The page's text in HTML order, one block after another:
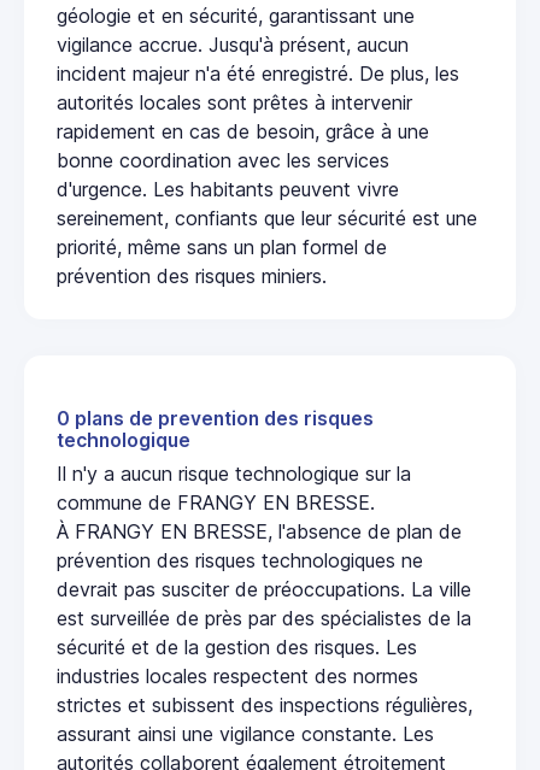
géologie et en sécurité, garantissant une
vigilance accrue. Jusqu'à présent, aucun
incident majeur n'a été enregistré. De plus, les
autorités locales sont prêtes à intervenir
rapidement en cas de besoin, grâce à une
bonne coordination avec les services
d'urgence. Les habitants peuvent vivre
sereinement, confiants que leur sécurité est une
priorité, même sans un plan formel de
prévention des risques miniers.
0 plans de prevention des risques
technologique
Il n'y a aucun risque technologique sur la
commune de FRANGY EN BRESSE.
À FRANGY EN BRESSE, l'absence de plan de
prévention des risques technologiques ne
devrait pas susciter de préoccupations. La ville
est surveillée de près par des spécialistes de la
sécurité et de la gestion des risques. Les
industries locales respectent des normes
strictes et subissent des inspections régulières,
assurant ainsi une vigilance constante. Les
autorités collaborent également étroitement